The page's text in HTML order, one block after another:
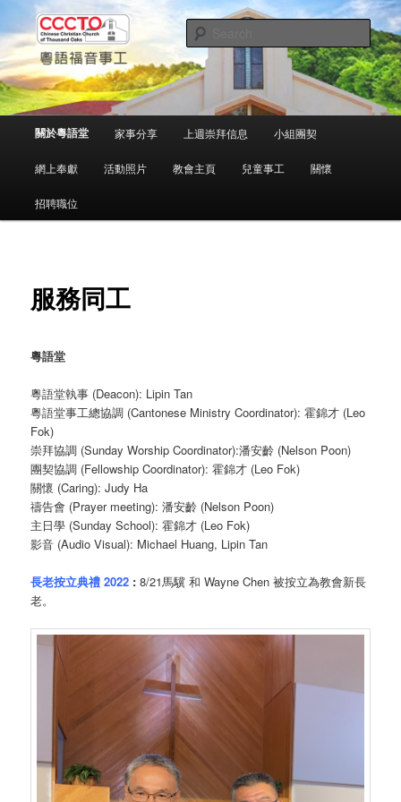
to
primary
content千橡城基督教會
中文粵語事工
關於粵語堂 家事分享 上週崇拜信息 小組團契
網上奉獻 活動照片 教會主頁 兒童事工 關懷
招聘職位
服務同工
粵語堂
粵語堂執事 (Deacon): Lipin Tan
粵語堂事工總協調 (Cantonese Ministry Coordinator): 霍錦才 (Leo
Fok)
崇拜協調 (Sunday Worship Coordinator):潘安齡 (Nelson Poon)
團契協調 (Fellowship Coordinator): 霍錦才 (Leo Fok)
關懷 (Caring): Judy Ha
禱告會 (Prayer meeting): 潘安齡 (Nelson Poon)
主日學 (Sunday School): 霍錦才 (Leo Fok)
影音 (Audio Visual): Michael Huang, Lipin Tan
長老按立典禮 2022 :8/21馬驥 和 Wayne Chen 被按立為教會新長
老。